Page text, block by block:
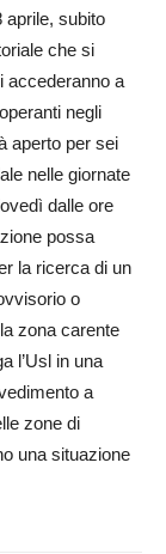
aprile, subito
che si
accederanno a
negli
aperto per sei
nelle giornate
dalle ore
possa
la ricerca di un
o
zona carente
l’Usl in una
a
zone di
una situazione